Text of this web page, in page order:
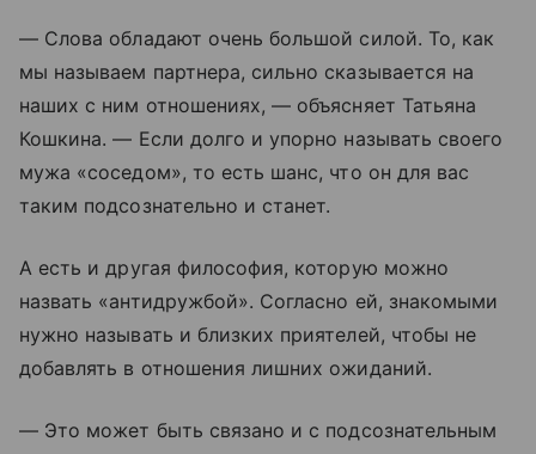
— Слова обладают очень большой силой. То, как
мы называем партнера, сильно сказывается на
наших с ним отношениях, — объясняет Татьяна
Кошкина. — Если долго и упорно называть своего
мужа «соседом», то есть шанс, что он для вас
таким подсознательно и станет.
А есть и другая философия, которую можно
назвать «антидружбой». Согласно ей, знакомыми
нужно называть и близких приятелей, чтобы не
добавлять в отношения лишних ожиданий.
— Это может быть связано и с подсознательным